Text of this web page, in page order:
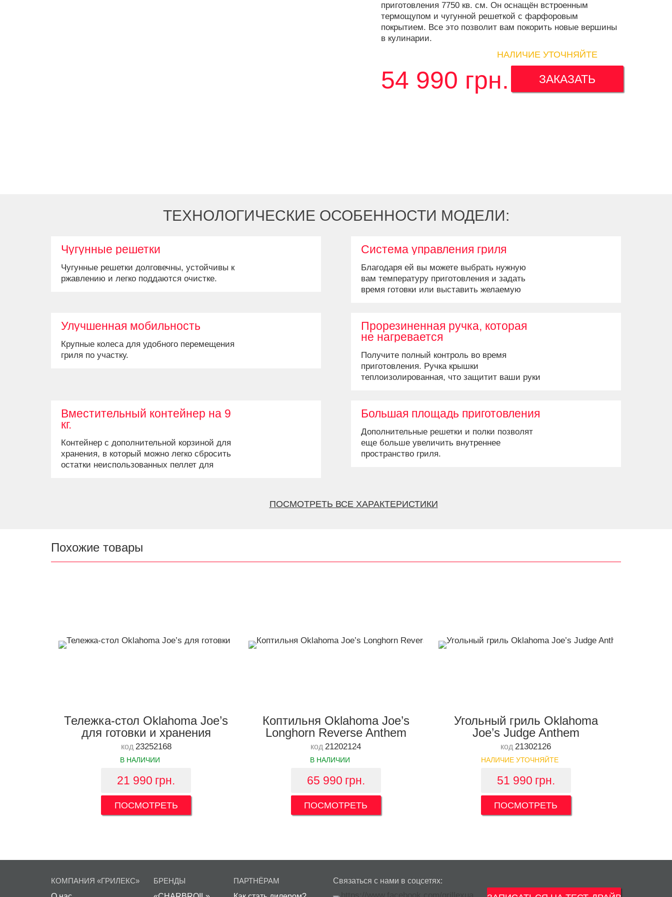
приготовления 7750 кв. см. Он оснащён встроенным
термощупом и чугунной решеткой с фарфоровым
покрытием. Все это позволит вам покорить новые вершины
в кулинарии.
НАЛИЧИЕ УТОЧНЯЙТЕ
54 990 грн. ЗАКАЗАТЬ
ТЕХНОЛОГИЧЕСКИЕ ОСОБЕННОСТИ МОДЕЛИ:
Чугунные решетки
Чугунные решетки долговечны, устойчивы к
ржавлению и легко поддаются очистке.
Система управления гриля
Благодаря ей вы можете выбрать нужную
вам температуру приготовления и задать
время готовки или выставить желаемую
Улучшенная мобильность
Крупные колеса для удобного перемещения
гриля по участку.
Прорезиненная ручка, которая
не нагревается
Получите полный контроль во время
приготовления. Ручка крышки
теплоизолированная, что защитит ваши руки
Вместительный контейнер на 9
кг.
Контейнер с дополнительной корзиной для
хранения, в который можно легко сбросить
остатки неиспользованных пеллет для
Большая площадь приготовления
Дополнительные решетки и полки позволят
еще больше увеличить внутреннее
пространство гриля.
ПОСМОТРЕТЬ ВСЕ ХАРАКТЕРИСТИКИ
Похожие товары
Тележка-стол Oklahoma Joe’s
для готовки и хранения
код 23252168
В НАЛИЧИИ
21 990 грн.
ПОСМОТРЕТЬ
Коптильня Oklahoma Joe’s
Longhorn Reverse Anthem
код 21202124
В НАЛИЧИИ
65 990 грн.
ПОСМОТРЕТЬ
Угольный гриль Oklahoma
Joe’s Judge Anthem
код 21302126
НАЛИЧИЕ УТОЧНЯЙТЕ
51 990 грн.
ПОСМОТРЕТЬ
КОМПАНИЯ «ГРИЛЕКС»
БРЕНДЫ
ПАРТНЁРАМ
Связаться с нами в соцсетях: